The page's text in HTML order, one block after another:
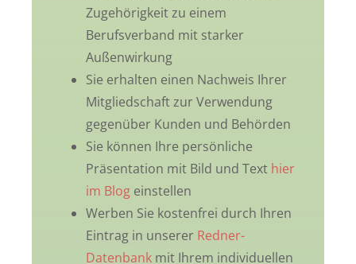
Zugehörigkeit zu einem
Berufsverband mit starker
Außenwirkung
Sie erhalten einen Nachweis Ihrer
Mitgliedschaft zur Verwendung
gegenüber Kunden und Behörden
Sie können Ihre persönliche
Präsentation mit Bild und Text hier
im Blog einstellen
Werben Sie kostenfrei durch Ihren
Eintrag in unserer Redner-
Datenbank mit Ihrem individuellen